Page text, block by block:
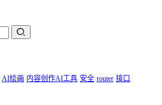
AI绘画 内容创作AI工具 安全 router 接口